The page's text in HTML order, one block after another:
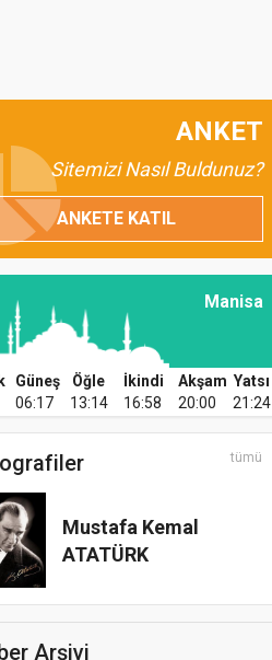
ANKET
Sitemizi Nasıl Buldunuz?
ANKETE KATIL
Manisa
Güneş Öğle İkindi Akşam Yatsı
06:17 13:14 16:58 20:00 21:24
tümü
Mustafa Kemal
ATATÜRK
Arşivi